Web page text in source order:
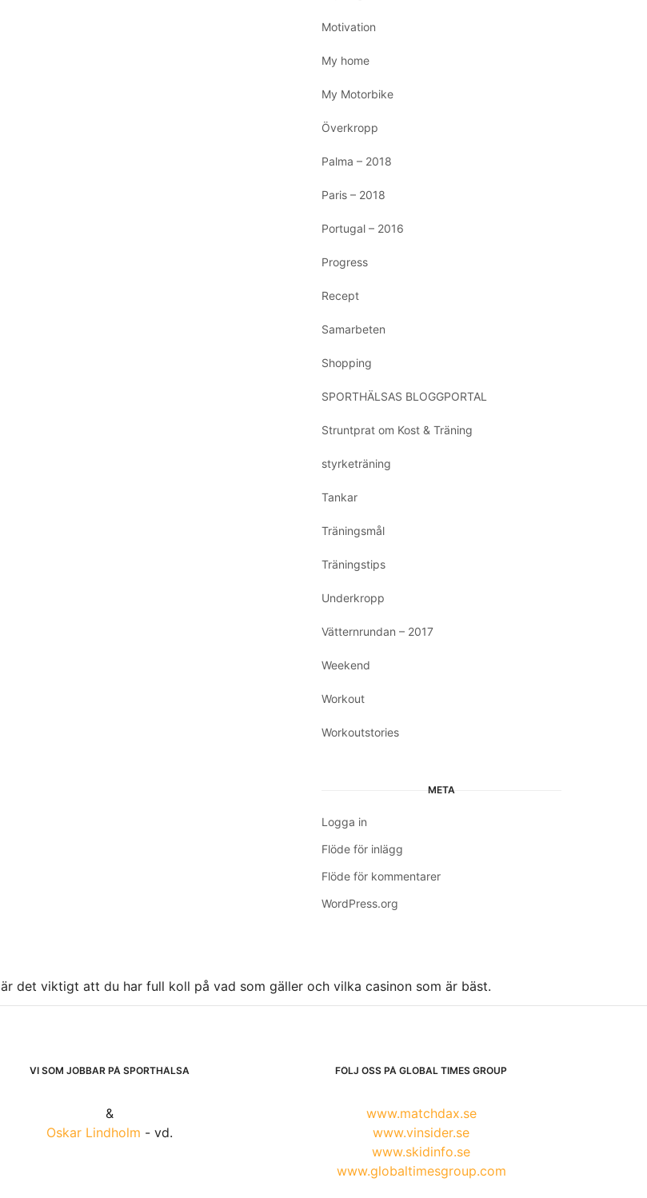
Motivation
My home
My Motorbike
Överkropp
Palma – 2018
Paris – 2018
Portugal – 2016
Progress
Recept
Samarbeten
Shopping
SPORTHÄLSAS BLOGGPORTAL
Struntprat om Kost & Träning
styrketräning
Tankar
Träningsmål
Träningstips
Underkropp
Vätternrundan – 2017
Weekend
Workout
Workoutstories
META
Logga in
Flöde för inlägg
Flöde för kommentarer
WordPress.org
är det viktigt att du har full koll på vad som gäller och vilka casinon som är bäst.
VI SOM JOBBAR PÅ SPORTHÄLSA
&
Oskar Lindholm - vd.
FÖLJ OSS PÅ GLOBAL TIMES GROUP
www.matchdax.se
www.vinsider.se
www.skidinfo.se
www.globaltimesgroup.com